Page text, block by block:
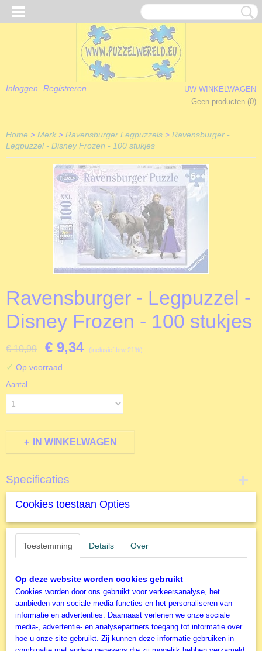
Inloggen Registreren
UW WINKELWAGEN
Geen producten (0)
Home > Merk > Ravensburger Legpuzzels > Ravensburger -
Legpuzzel - Disney Frozen - 100 stukjes
Ravensburger - Legpuzzel -
Disney Frozen - 100 stukjes
€ 10,99 € 9,34 (inclusief btw 21%)
✓ Op voorraad
Aantal
IN WINKELWAGEN
Specificaties
Productcode
EAN code
Productcode leverancier
Omschrijving
100 stukjes - Disney Frozen
Ravensburger Kinderpuzzel
Ook interessant
Cookies toestaan Opties
Toestemming Details Over
Op deze website worden cookies gebruikt
Cookies worden door ons gebruikt voor verkeersanalyse, het
aanbieden van sociale media-functies en het personaliseren van
informatie en advertenties. Daarnaast verlenen we onze sociale
media-, advertentie- en analysepartners toegang tot informatie over
hoe u onze site gebruikt. Zij kunnen deze informatie gebruiken in